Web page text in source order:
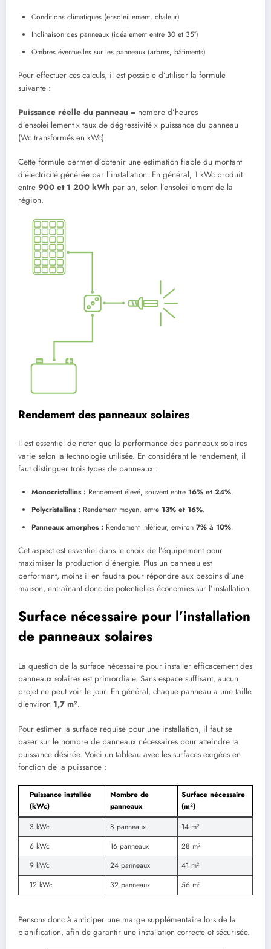
Conditions climatiques (ensoleillement, chaleur)
Inclinaison des panneaux (idéalement entre 30 et 35°)
Ombres éventuelles sur les panneaux (arbres, bâtiments)
Pour effectuer ces calculs, il est possible d’utiliser la formule
suivante :
Puissance réelle du panneau = nombre d’heures
d’ensoleillement x taux de dégressivité x puissance du panneau
(Wc transformés en kWc)
Cette formule permet d’obtenir une estimation fiable du montant
d’électricité générée par l’installation. En général, 1 kWc produit
entre 900 et 1 200 kWh par an, selon l’ensoleillement de la
région.
Rendement des panneaux solaires
Il est essentiel de noter que la performance des panneaux solaires
varie selon la technologie utilisée. En considérant le rendement, il
faut distinguer trois types de panneaux :
Monocristallins : Rendement élevé, souvent entre 16% et 24%.
Polycristallins : Rendement moyen, entre 13% et 16%.
Panneaux amorphes : Rendement inférieur, environ 7% à 10%.
Cet aspect est essentiel dans le choix de l’équipement pour
maximiser la production d’énergie. Plus un panneau est
performant, moins il en faudra pour répondre aux besoins d’une
maison, entraînant donc de potentielles économies sur l’installation.
Surface nécessaire pour l’installation
de panneaux solaires
La question de la surface nécessaire pour installer efficacement des
panneaux solaires est primordiale. Sans espace suffisant, aucun
projet ne peut voir le jour. En général, chaque panneau a une taille
d’environ 1,7 m².
Pour estimer la surface requise pour une installation, il faut se
baser sur le nombre de panneaux nécessaires pour atteindre la
puissance désirée. Voici un tableau avec les surfaces exigées en
fonction de la puissance :
Puissance installée
(kWc)
Nombre de
panneaux
Surface nécessaire
(m²)
3 kWc
8 panneaux
14 m²
6 kWc
16 panneaux
28 m²
9 kWc
24 panneaux
41 m²
12 kWc
32 panneaux 56 m²
Pensons donc à anticiper une marge supplémentaire lors de la
planification, afin de garantir une installation correcte et sécurisée.